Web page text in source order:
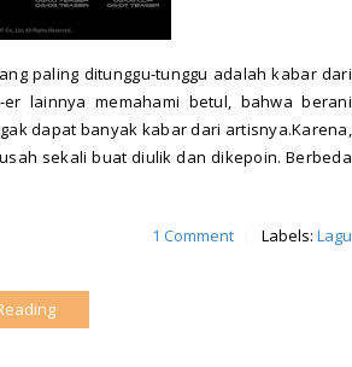
paling ditunggu-tunggu adalah kabar dari
lainnya memahami betul, bahwa berani
dapat banyak kabar dari artisnya.Karena,
sekali buat diulik dan dikepoin. Berbeda
Labels: Lagu
1 Comment